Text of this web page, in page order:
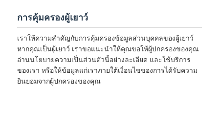
การคุ้มครองผู้เยาว์
เราให้ความสำคัญกับการคุ้มครองข้อมูลส่วนบุคคลของผู้เยาว์
หากคุณเป็นผู้เยาว์ เราขอแนะนำให้คุณขอให้ผู้ปกครองของคุณ
อ่านนโยบายความเป็นส่วนตัวนี้อย่างละเอียด และใช้บริการ
ของเรา หรือให้ข้อมูลแก่เราภายใต้เงื่อนไขของการได้รับความ
ยินยอมจากผู้ปกครองของคุณ